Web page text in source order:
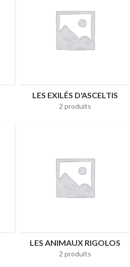
LES EXILÉS D'ASCELTIS
2 produits
LES ANIMAUX RIGOLOS
2 produits